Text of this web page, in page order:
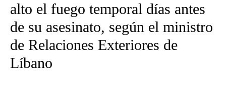
alto el fuego temporal días antes
de su asesinato, según el ministro
de Relaciones Exteriores de
Líbano